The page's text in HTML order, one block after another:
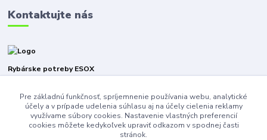
Kontaktujte nás
Rybárske potreby ESOX
+421940316471
esoxnz@gmail.com
Pre základnú funkčnosť, spríjemnenie používania webu, analytické
účely a v prípade udelenia súhlasu aj na účely cielenia reklamy
využívame súbory cookies. Nastavenie vlastných preferencií
cookies môžete kedykoľvek upraviť odkazom v spodnej časti
stránok.